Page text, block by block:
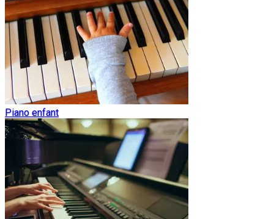
Piano enfant